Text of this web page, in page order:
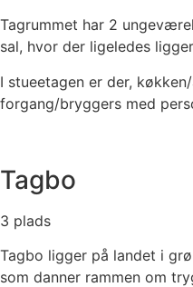
Tagrummet har 2
sal, hvor der ligeledes
I stueetagen er der,
forgang/bryggers med
Tagbo
3 plads
Tagbo ligger på landet i
som danner rammen om